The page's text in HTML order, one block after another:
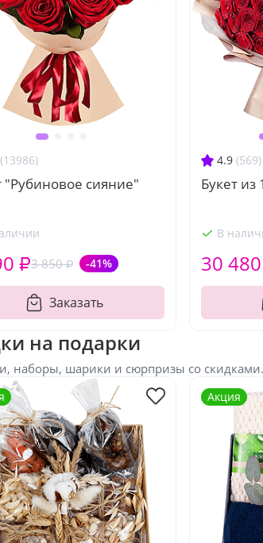
(13986)
"Рубиновое сияние"
3 850 ₽ -41%
₽
Заказать
4.9 (569)
Букет из
В
30
на подарки
наборы, шарики и сюрпризы со
Акция